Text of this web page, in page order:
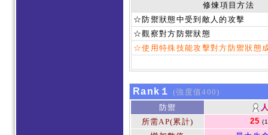
修煉項目方法
☆防禦狀態中受到敵人的攻擊
☆觀察對方防禦狀態
☆使用特殊技能攻擊對方防禦狀態
Rank１
(強度值400)
防禦
所需AP(累計)
25